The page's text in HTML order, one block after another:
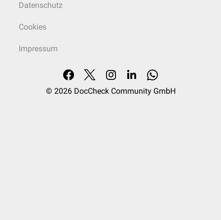
Datenschutz
Cookies
Impressum
© 2026 DocCheck Community GmbH